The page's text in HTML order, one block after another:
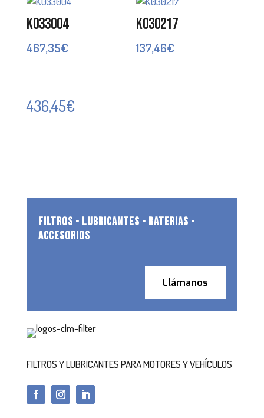
K033004
467,35€
K030217
137,46€
436,45€
FILTROS - LUBRICANTES - BATERIAS -
ACCESORIOS
Llámanos
FILTROS Y LUBRICANTES PARA MOTORES Y VEHÍCULOS